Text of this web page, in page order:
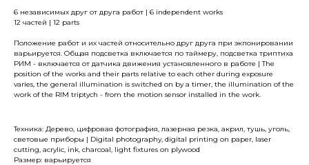
6 независимых друг от друга работ | 6 independent works
12 частей | 12 parts
Положение работ и их частей относительно друг друга при экпонировании
варьируется. Общая подсветка включается по таймеру, подсветка триптиха
РИМ - включается от датчика движения установленного в работе | The
position of the works and their parts relative to each other during exposure
varies, the general illumination is switched on by a timer, the illumination of the
work of the RIM triptych - from the motion sensor installed in the work.
Техника: Дерево, цифровая фотография, лазерная резка, акрил, тушь, уголь,
световые приборы | Digital photography, digital printing on paper, laser
cutting, acrylic, ink, charcoal, light fixtures on plywood
Размер: варьируется